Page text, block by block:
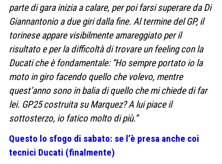
parte di gara inizia a calare, per poi farsi superare da Di
Giannantonio a due giri dalla fine. Al termine del GP, il
torinese appare visibilmente amareggiato per il
risultato e per la difficoltà di trovare un feeling con la
Ducati che è fondamentale: “Ho sempre portato io la
moto in giro facendo quello che volevo, mentre
quest’anno sono in balia di quello che mi chiede di far
lei. GP25 costruita su Marquez? A lui piace il
sottosterzo, io fatico molto di più.”
Questo lo sfogo di sabato: se l’è presa anche coi
tecnici Ducati (finalmente)